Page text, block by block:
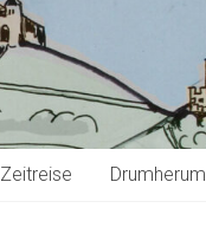
Zeitreise Drumherum